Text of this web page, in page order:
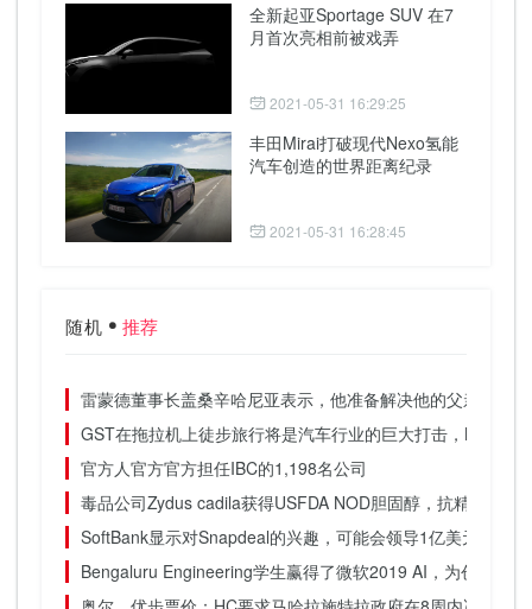
全新起亚Sportage SUV 在7
月首次亮相前被戏弄
2021-05-31 16:29:25
丰田Mirai打破现代Nexo氢能
汽车创造的世界距离纪录
2021-05-31 16:28:45
随机 推荐
雷蒙德董事长盖桑辛哈尼亚表示，他准备解决他的父亲问题
GST在拖拉机上徒步旅行将是汽车行业的巨大打击，M＆M
官方人官方官方担任IBC的1,198名公司
毒品公司Zydus cadila获得USFDA NOD胆固醇，抗精神病药
SoftBank显示对Snapdeal的兴趣，可能会领导1亿美元的资
Bengaluru Engineering学生赢得了微软2019 AI，为创建器